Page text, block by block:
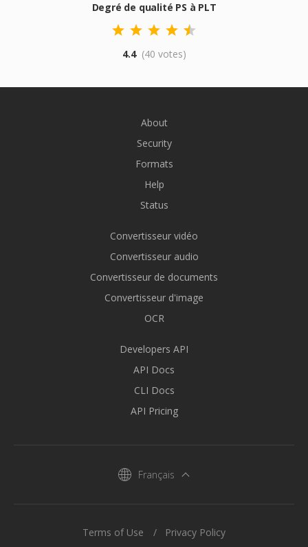
Degré de qualité PS à PLT
4.4 (40 votes)
About
Security
Formats
Help
Status
Convertisseur vidéo
Convertisseur audio
Convertisseur de documents
Convertisseur d'image
OCR
Developers API
API Docs
CLI Docs
API Pricing
Français
Terms of Use Privacy Policy